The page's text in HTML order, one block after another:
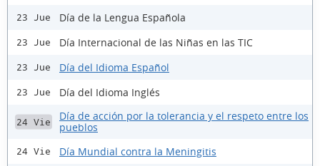
23 Jue Día de la Lengua Española
23 Jue Día Internacional de las Niñas en las TIC
23 Jue Día del Idioma Español
23 Jue Día del Idioma Inglés
24 Vie
Día de acción por la tolerancia y el respeto entre los
pueblos
24 Vie Día Mundial contra la Meningitis